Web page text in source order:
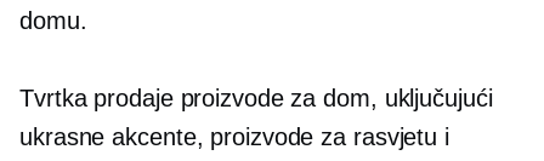
domu.
Tvrtka prodaje proizvode za dom, uključujući
ukrasne akcente, proizvode za rasvjetu i